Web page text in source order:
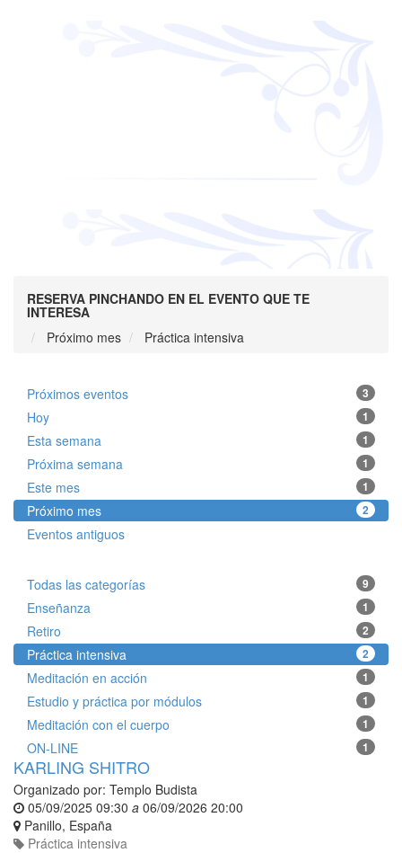
RESERVA PINCHANDO EN EL EVENTO QUE TE
INTERESA
Próximo mes
Práctica intensiva
Próximos eventos 3
Hoy 1
Esta semana 1
Próxima semana 1
Este mes 1
Próximo mes 2
Eventos antiguos
Todas las categorías 9
Enseñanza 1
Retiro 2
Práctica intensiva 2
Meditación en acción 1
Estudio y práctica por módulos 1
Meditación con el cuerpo 1
ON-LINE 1
KARLING SHITRO
Organizado por: Templo Budista
05/09/2025 09:30 a 06/09/2026 20:00
Panillo, España
Práctica intensiva